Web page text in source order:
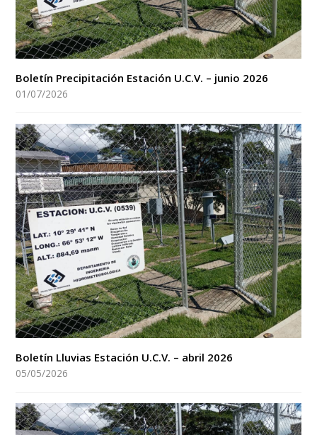
Boletín Precipitación Estación U.C.V. – junio 2026
01/07/2026
Boletín Lluvias Estación U.C.V. – abril 2026
05/05/2026